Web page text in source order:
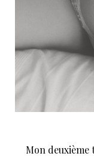
Mon deuxième